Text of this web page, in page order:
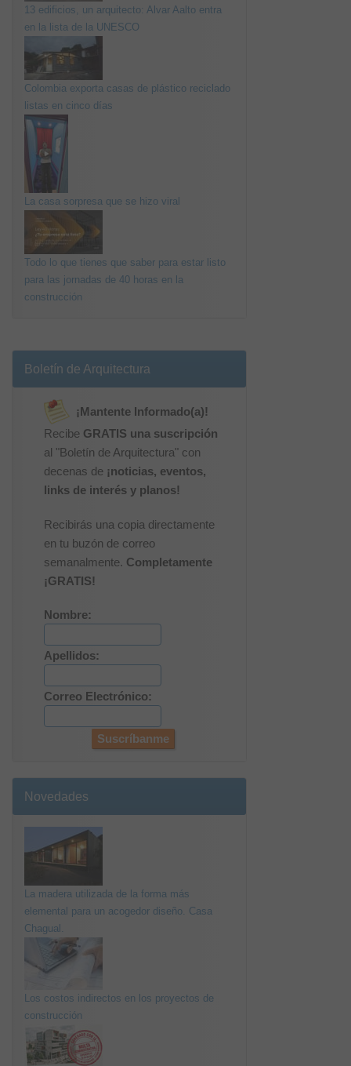
13 edificios, un arquitecto: Alvar Aalto entra
en la lista de la UNESCO
Colombia exporta casas de plástico reciclado
listas en cinco días
La casa sorpresa que se hizo viral
Todo lo que tienes que saber para estar listo
para las jornadas de 40 horas en la
construcción
Boletín de Arquitectura
¡Mantente Informado(a)!
Recibe GRATIS una suscripción
al "Boletín de Arquitectura" con
decenas de ¡noticias, eventos,
links de interés y planos!
Recibirás una copia directamente
en tu buzón de correo
semanalmente. Completamente
¡GRATIS!
Nombre:
Apellidos:
Correo Electrónico:
Novedades
La madera utilizada de la forma más
elemental para un acogedor diseño. Casa
Chagual.
Los costos indirectos en los proyectos de
construcción